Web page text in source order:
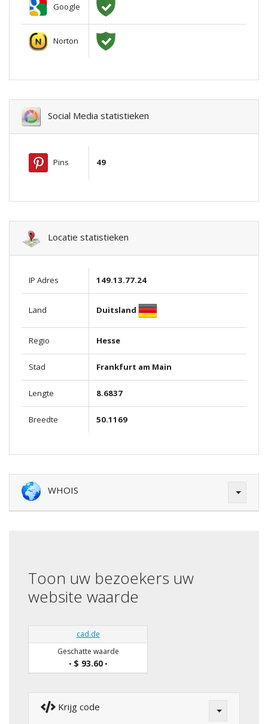
Google
Norton
Social Media statistieken
Pins 49
Locatie statistieken
IP Adres 149.13.77.24
Land Duitsland
Regio Hesse
Stad Frankfurt am Main
Lengte 8.6837
Breedte 50.1169
WHOIS
Toon uw bezoekers uw
website waarde
cad.de
Geschatte waarde
• $ 93.60•
Krijg code